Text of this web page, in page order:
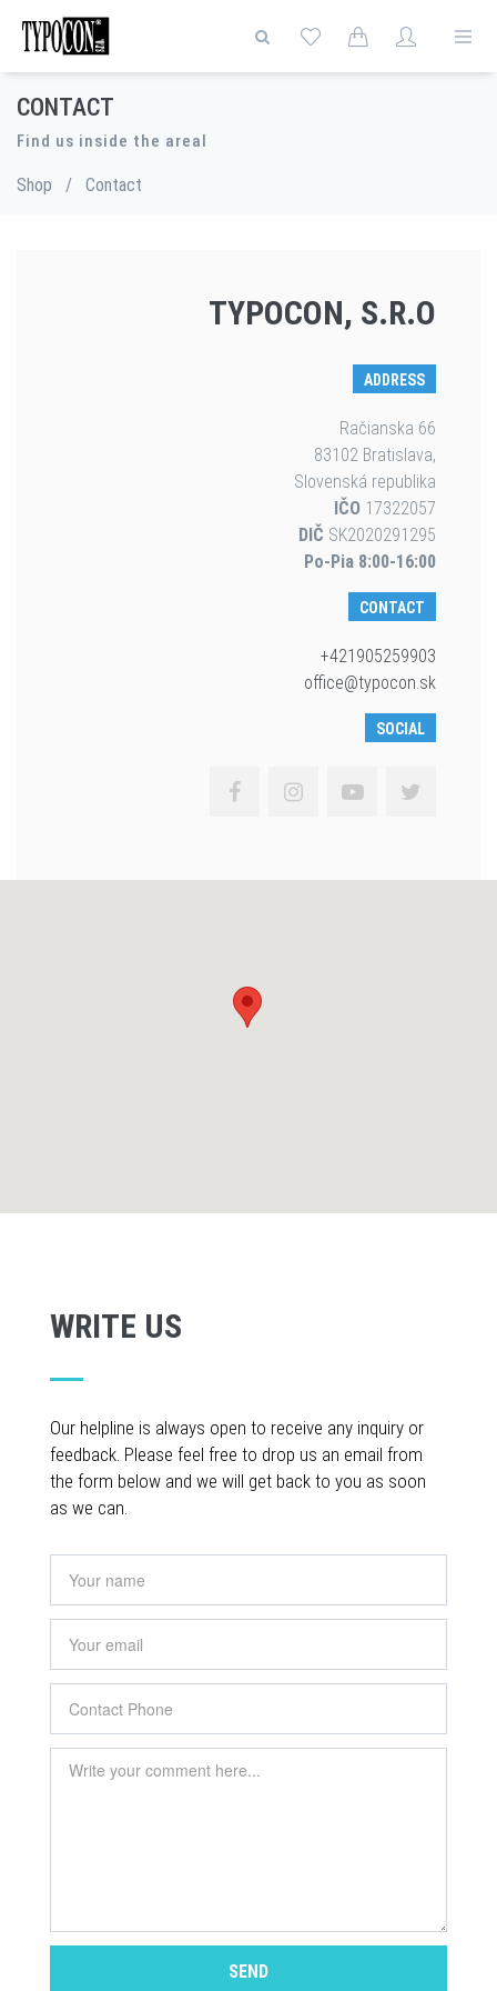
CONTACT
Find us inside the areal
Shop / Contact
TYPOCON, S.R.O
ADDRESS
Račianska 66
83102 Bratislava,
Slovenská republika
IČO 17322057
DIČ SK2020291295
Po-Pia 8:00-16:00
CONTACT
+421905259903
office@typocon.sk
SOCIAL
WRITE US
Our helpline is always open to receive any inquiry or
feedback. Please feel free to drop us an email from
the form below and we will get back to you as soon
as we can.
SEND